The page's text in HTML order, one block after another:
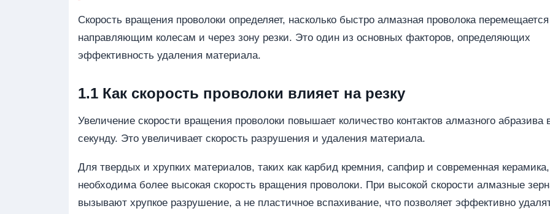
Скорость вращения проволоки определяет, насколько быстро алмазная проволока
направляющим колесам и через зону резки. Это один из основных факторов, определяющих
эффективность удаления материала.
1.1 Как скорость проволоки влияет на резку
Увеличение скорости вращения проволоки повышает количество контактов алмазного абразива
секунду. Это увеличивает скорость разрушения и удаления материала.
Для твердых и хрупких материалов, таких как карбид кремния, сапфир и современная керамика,
необходима более высокая скорость вращения проволоки. При высокой скорости алмазные
вызывают хрупкое разрушение, а не пластичное вспахивание, что позволяет эффективно